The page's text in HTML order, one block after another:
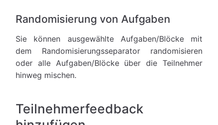
Randomisierung von Aufgaben
Sie können ausgewählte Aufgaben/Blöcke mit
dem Randomisierungsseparator randomisieren
oder alle Aufgaben/Blöcke über die Teilnehmer
hinweg mischen.
Teilnehmerfeedback